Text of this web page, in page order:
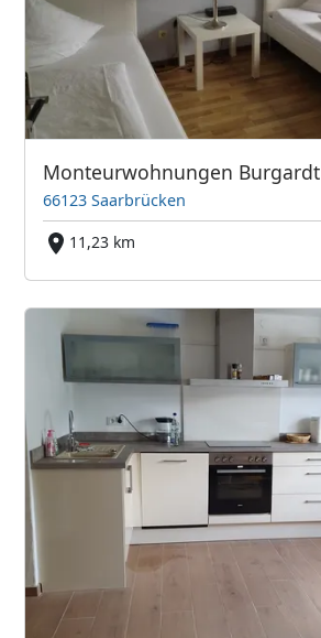
Monteurwohnungen Burgardt
66123 Saarbrücken
11,23 km